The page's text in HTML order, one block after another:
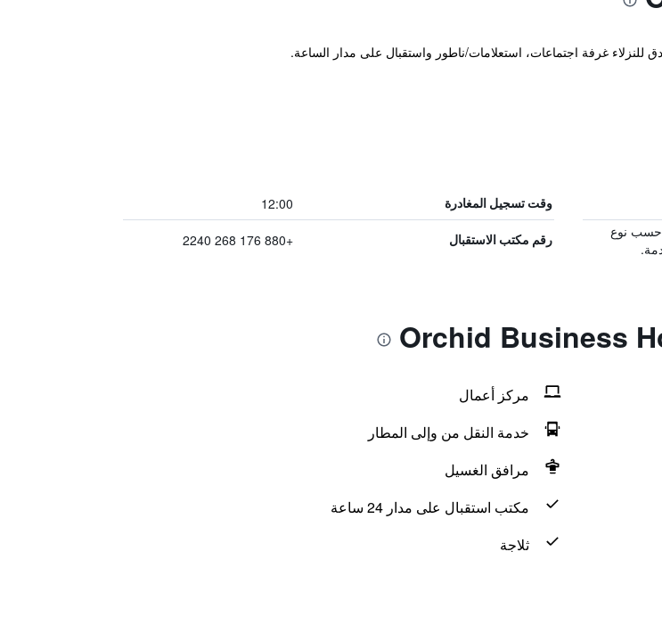
للنزلاء غرفة اجتماعات، استعلامات/ناطور واستقبال على مدار الساعة.
وقت تسجيل المغادرة 12:00
حسب نوع
رقم مكتب الاستقبال +880 176 268 2240
مركز أعمال
خدمة النقل من وإلى المطار
مرافق الغسيل
مكتب استقبال على مدار 24 ساعة
ثلاجة